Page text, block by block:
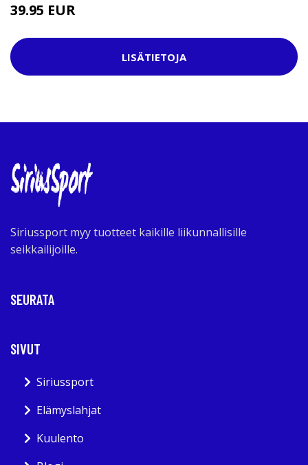
39.95 EUR
LISÄTIETOJA
Siriussport myy tuotteet kaikille liikunnallisille
seikkailijoille.
SEURATA
SIVUT
Siriussport
Elämyslahjat
Kuulento